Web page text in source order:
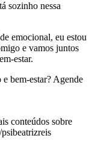
sozinho nessa
emocional, eu estou
e vamos juntos
estar.
bem-estar? Agende
conteúdos sobre